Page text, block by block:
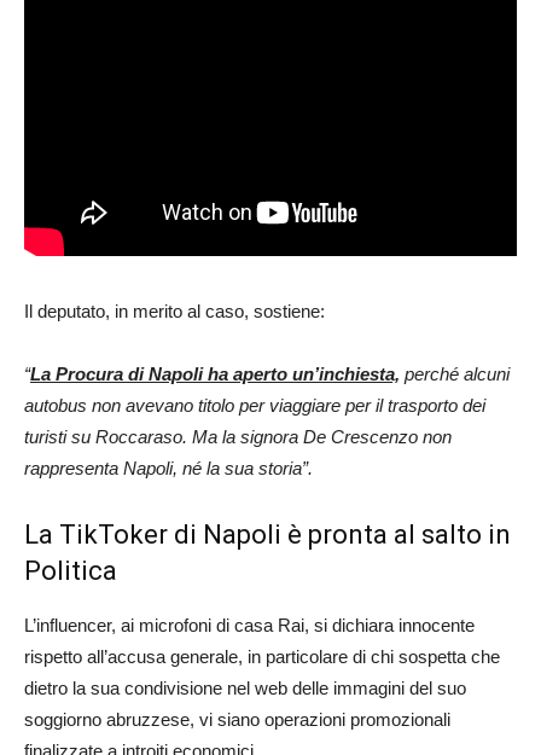
Il deputato, in merito al caso, sostiene:
“La Procura di Napoli ha aperto un’inchiesta, perché alcuni
autobus non avevano titolo per viaggiare per il trasporto dei
turisti su Roccaraso. Ma la signora De Crescenzo non
rappresenta Napoli, né la sua storia”.
La TikToker di Napoli è pronta al salto in
Politica
L’influencer, ai microfoni di casa Rai, si dichiara innocente
rispetto all’accusa generale, in particolare di chi sospetta che
dietro la sua condivisione nel web delle immagini del suo
soggiorno abruzzese, vi siano operazioni promozionali